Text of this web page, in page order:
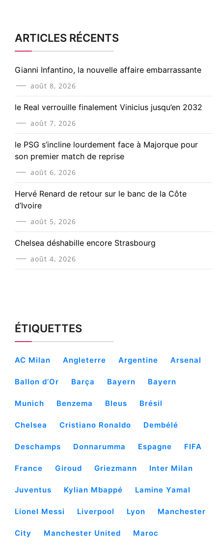
ARTICLES RÉCENTS
Gianni Infantino, la nouvelle affaire embarrassante
août 8, 2026
le Real verrouille finalement Vinicius jusqu’en 2032
août 7, 2026
le PSG s’incline lourdement face à Majorque pour
son premier match de reprise
août 6, 2026
Hervé Renard de retour sur le banc de la Côte
d’Ivoire
août 5, 2026
Chelsea déshabille encore Strasbourg
août 4, 2026
ÉTIQUETTES
AC Milan Angleterre Argentine Arsenal
Ballon d’Or Barça Bayern Bayern
Munich Benzema Bleus Brésil
Chelsea Cristiano Ronaldo Dembélé
Deschamps Donnarumma Espagne FIFA
France Giroud Griezmann Inter Milan
Juventus Kylian Mbappé Lamine Yamal
Lionel Messi Liverpool Lyon Manchester
City Manchester United Maroc